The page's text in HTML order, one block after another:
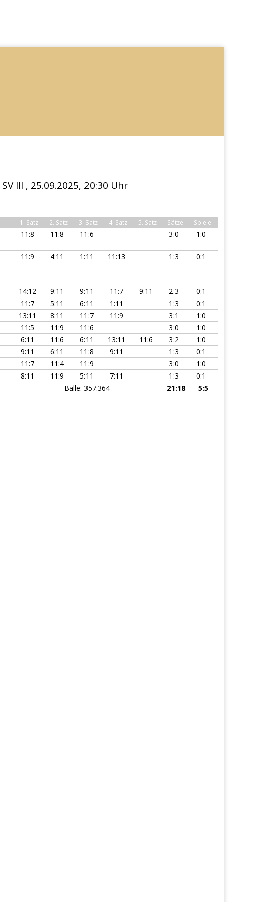
III , 25.09.2025, 20:30 Uhr
1. Satz 2. Satz 3. Satz 4. Satz 5. Satz Sätze Spiele
11:8 11:8 11:6 3:0 1:0
11:9 4:11 1:11 11:13 1:3 0:1
14:12 9:11 9:11 11:7 9:11 2:3
0:1
11:7 5:11 6:11 1:11 1:3
0:1
13:11 8:11 11:7 11:9 3:1
1:0
11:5 11:9 11:6 3:0
1:0
6:11 11:6 6:11 13:11 11:6 3:2
1:0
9:11 6:11 11:8 9:11 1:3
0:1
11:7 11:4 11:9 3:0
1:0
8:11 11:9 5:11 7:11 1:3
0:1
Bälle: 357:364
21:18 5:5